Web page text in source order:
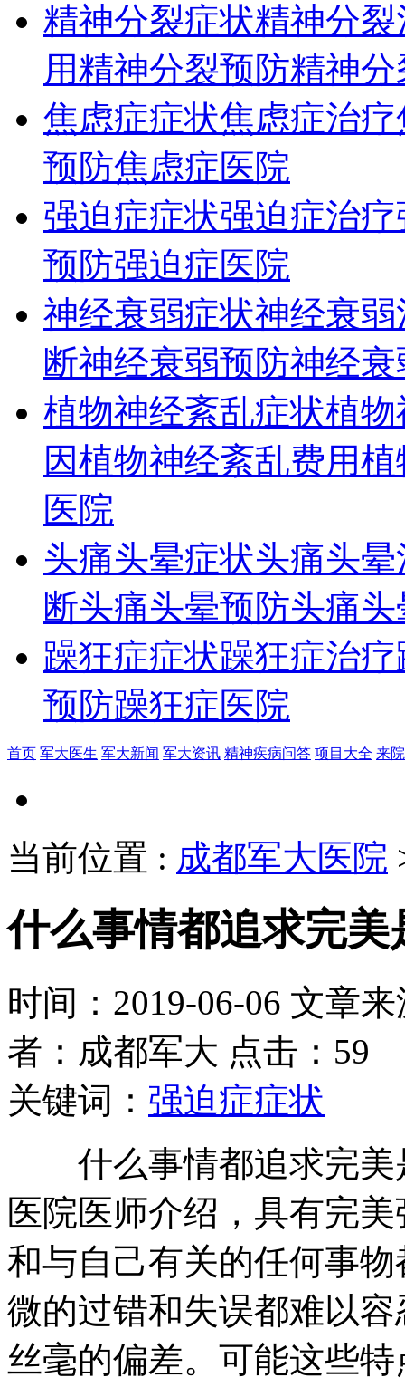
精神分裂症状精神分裂
用精神分裂预防精神
焦虑症症状焦虑症治疗
预防焦虑症医院
强迫症症状强迫症治疗
预防强迫症医院
神经衰弱症状神经衰弱
断神经衰弱预防神经
植物神经紊乱症状植物
因植物神经紊乱费用植
医院
头痛头晕症状头痛头
断头痛头晕预防头痛
躁狂症症状躁狂症治疗
预防躁狂症医院
首页 军大医生 军大新闻 军大资讯 精神疾病问答 项目大全 来
当前位置 : 成都军大医院
什么事情都追求完
时间：2019-06-06 文章
者：成都军大 点击：59
关键词： 强迫症症状
什么事情都追求完美
医院医师介绍，具有完
和与自己有关的任何事
微的过错和失误都难以
丝毫的偏差。可能这些